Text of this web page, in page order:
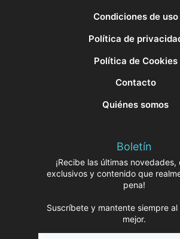
Condiciones de uso
Política de
Política de Cookies
Contacto
Quiénes somos
Boletín
¡Recibe las últimas novedades,
exclusivos y contenido que
pena!
Suscríbete y mantente siempre
mejor.